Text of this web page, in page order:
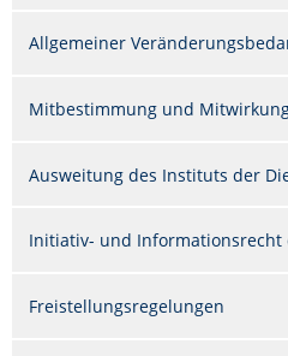
Allgemeiner
Mitbestimmung und
Ausweitung des Instituts der
Initiativ- und Informationsrecht
Freistellungsregelungen